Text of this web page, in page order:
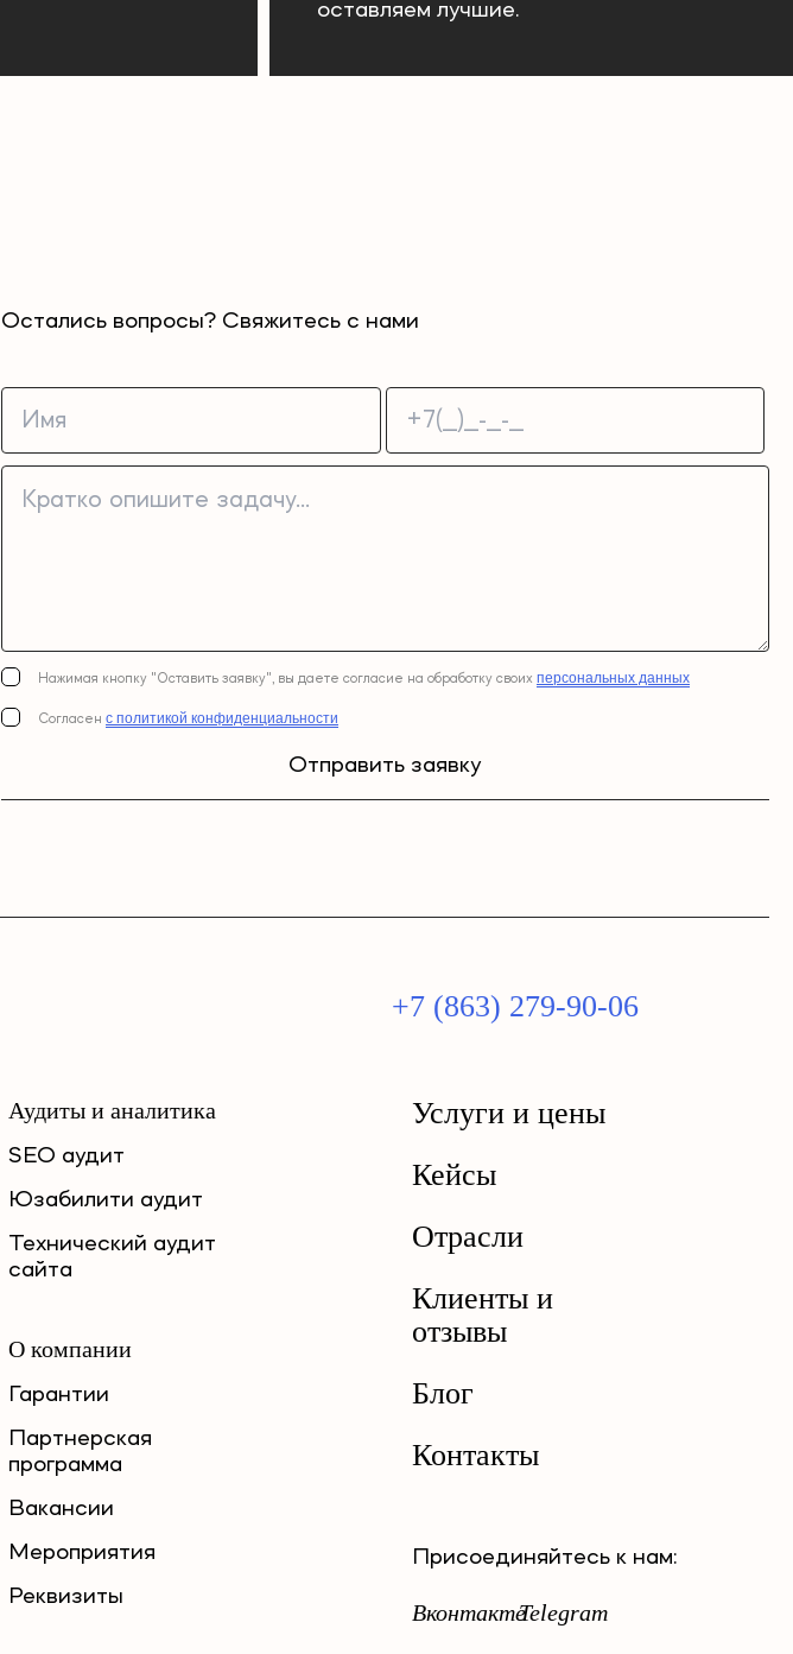
оставляем лучшие.
Остались вопросы? Свяжитесь с нами
Нажимая кнопку "Оставить заявку", вы даете согласие на обработку своих персональных данных
Согласен с политикой конфиденциальности
Отправить заявку
+7 (863) 279-90-06
Аудиты и аналитика
SEO аудит
Юзабилити аудит
Технический аудит
сайта
О компании
Гарантии
Партнерская
программа
Вакансии
Мероприятия
Реквизиты
Услуги и цены
Кейсы
Отрасли
Клиенты и
отзывы
Блог
Контакты
Присоединяйтесь к нам:
ВконтактеTelegram